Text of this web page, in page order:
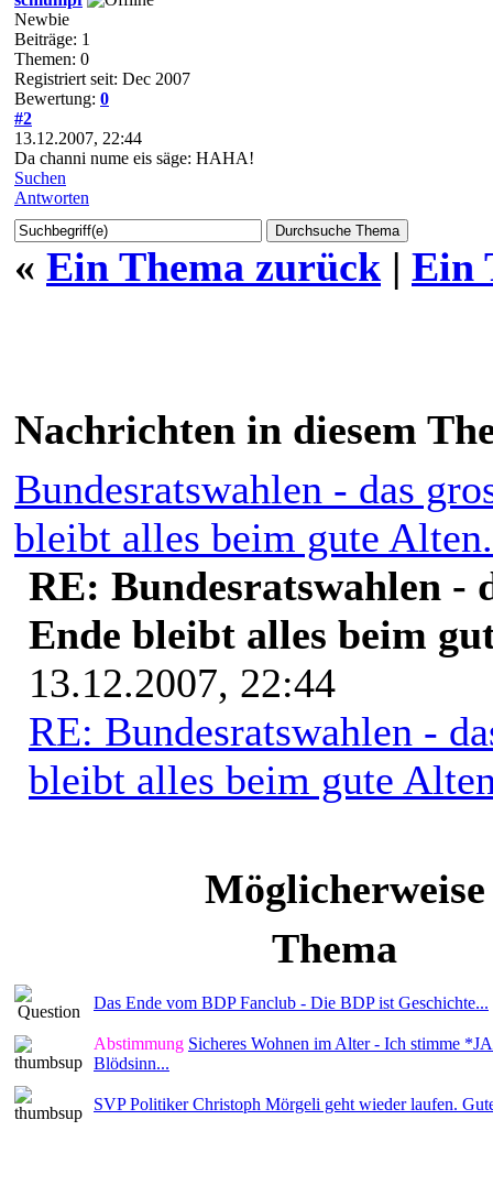
Newbie
Beiträge: 1
Themen: 0
Registriert seit: Dec 2007
Bewertung: 0
#2
13.12.2007, 22:44
Da channi nume eis säge: HAHA!
Suchen
Antworten
« Ein Thema zurück | Ein
Nachrichten in diesem
Bundesratswahlen - das
bleibt alles beim gute
RE: Bundesratswahlen -
Ende bleibt alles beim
13.12.2007, 22:44
RE: Bundesratswahlen -
bleibt alles beim gute
Thema
Das Ende vom BDP Fanclub - Die BDP ist Geschichte...
Abstimmung Sicheres Wohnen im Alter - Ich stimme
Blödsinn...
SVP Politiker Christoph Mörgeli geht wieder laufen.